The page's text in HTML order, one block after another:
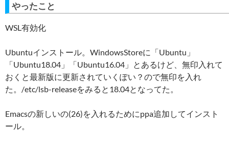
やったこと
WSL有効化
Ubuntuインストール。WindowsStoreに「Ubuntu」
「Ubuntu18.04」「Ubuntu16.04」とあるけど、無印入れて
おくと最新版に更新されていくぽい？ので無印を入れ
た。/etc/lsb-releaseをみると18.04となってた。
Emacsの新しいの(26)を入れるためにppa追加してインスト
ール。